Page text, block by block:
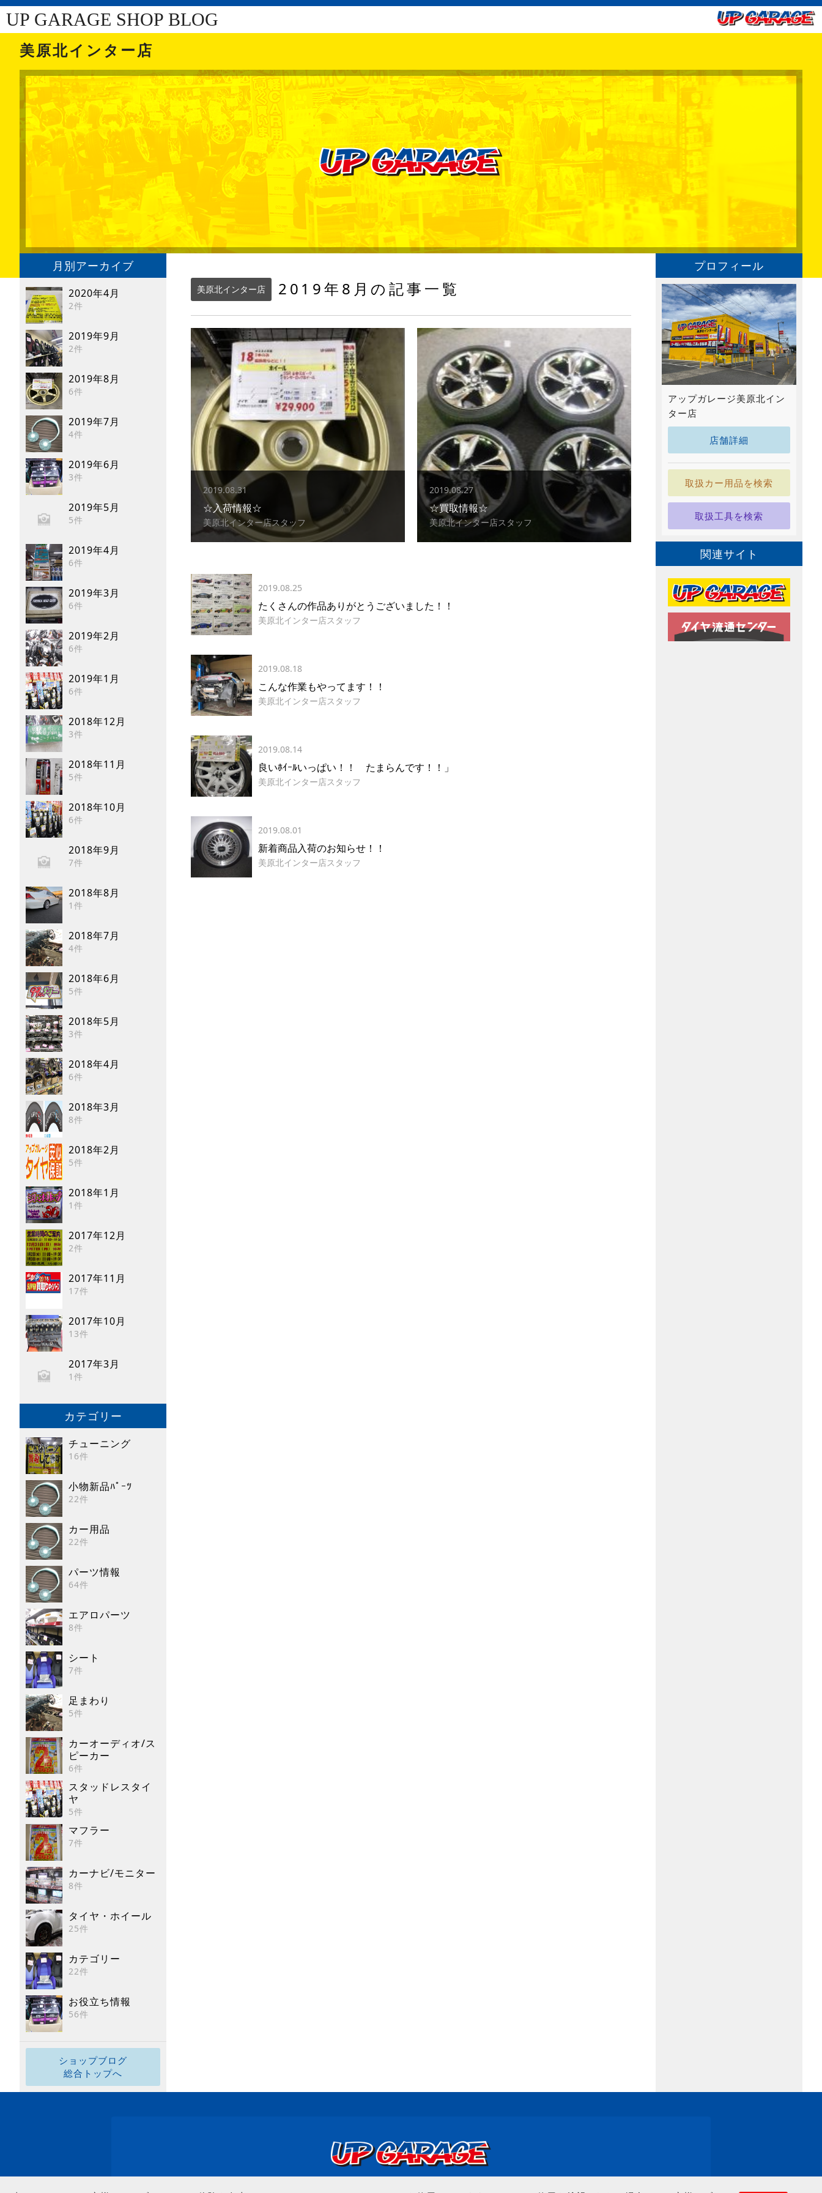
UP GARAGE SHOP BLOG
美原北インター店
月別アーカイブ
2020年4月
2件
2019年9月
2件
2019年8月
6件
2019年7月
4件
2019年6月
3件
2019年5月
5件
2019年4月
6件
2019年3月
6件
2019年2月
6件
2019年1月
6件
2018年12月
3件
2018年11月
5件
2018年10月
6件
2018年9月
7件
2018年8月
1件
2018年7月
4件
2018年6月
5件
2018年5月
3件
2018年4月
6件
2018年3月
8件
2018年2月
5件
2018年1月
1件
2017年12月
2件
2017年11月
17件
2017年10月
13件
2017年3月
1件
カテゴリー
チューニング
16件
小物新品ﾊﾟｰﾂ
22件
カー用品
22件
パーツ情報
64件
エアロパーツ
8件
シート
7件
足まわり
5件
カーオーディオ/ス
ピーカー
6件
スタッドレスタイ
ヤ
5件
マフラー
7件
カーナビ/モニター
8件
タイヤ・ホイール
25件
カテゴリー
22件
お役立ち情報
56件
ショップブログ
総合トップへ
美原北インター店 2019年8月の記事一覧
2019.08.31
☆入荷情報☆
美原北インター店スタッフ
2019.08.27
☆買取情報☆
美原北インター店スタッフ
2019.08.25
たくさんの作品ありがとうございました！！
美原北インター店スタッフ
2019.08.18
こんな作業もやってます！！
美原北インター店スタッフ
2019.08.14
良いﾎｲｰﾙいっぱい！！ たまらんです！！」
美原北インター店スタッフ
2019.08.01
新着商品入荷のお知らせ！！
美原北インター店スタッフ
プロフィール
アップガレージ美原北イン
ター店
店舗詳細
取扱カー用品を検索
取扱工具を検索
関連サイト